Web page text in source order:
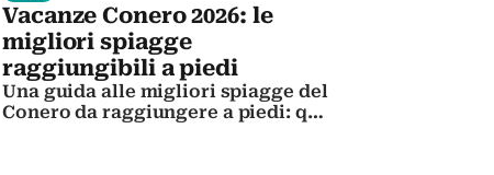
Vacanze Conero 2026: le
migliori spiagge
raggiungibili a piedi
Una guida alle migliori spiagge del
Conero da raggiungere a piedi: qui